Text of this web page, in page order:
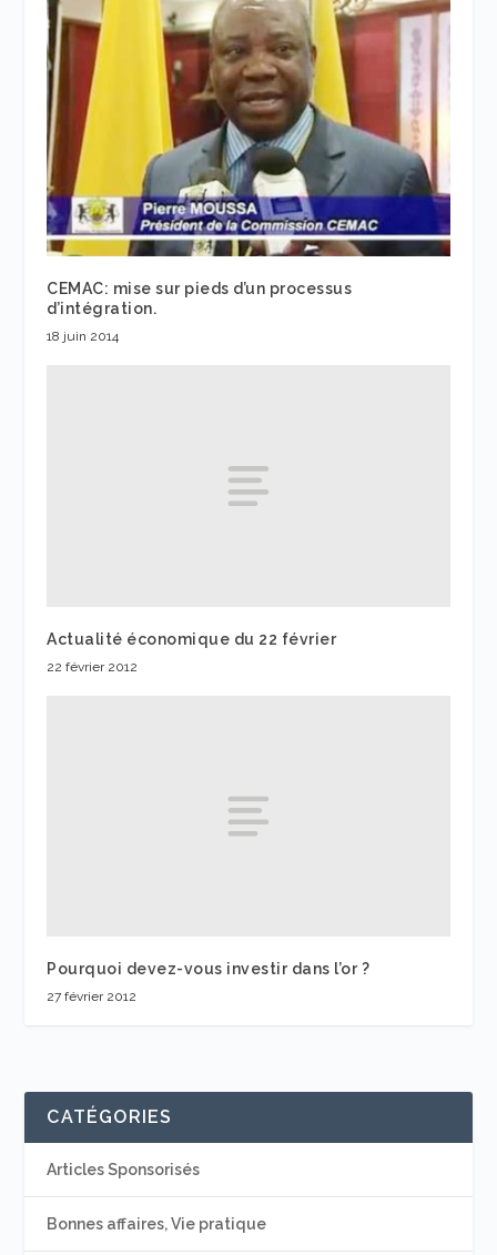
CEMAC: mise sur pieds d’un processus
d’intégration.
18 juin 2014
Actualité économique du 22 février
22 février 2012
Pourquoi devez-vous investir dans l’or ?
27 février 2012
CATÉGORIES
Articles Sponsorisés
Bonnes affaires, Vie pratique